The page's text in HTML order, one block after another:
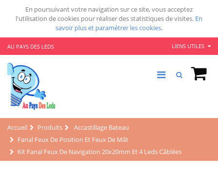
En poursuivant votre navigation sur ce site, vous acceptez
l'utilisation de cookies pour réaliser des statistiques de visites. En
savoir plus et paramétrer les cookies.
AU PAYS DES LEDS LIENS UTILES
Accueil Produits
Accastillage Bateau
Fanal Feux De Position Et Feux De Mât
Kit Fanal Feux De Navigation 20x20mm Et 4 Leds Câblées